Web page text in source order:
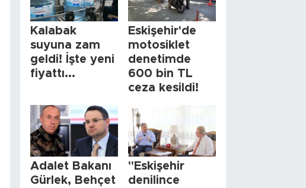
Kalabak
suyuna zam
geldi! İşte yeni
fiyattı...
Eskişehir'de
motosiklet
denetimde
600 bin TL
ceza kesildi!
Adalet Bakanı
Gürlek, Behçet
"Eskişehir
denilince